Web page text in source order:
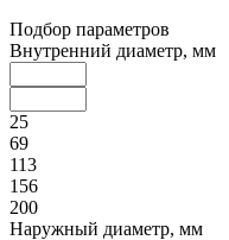
Подбор параметров
Внутренний диаметр, мм
25
69
113
156
200
Наружный диаметр, мм